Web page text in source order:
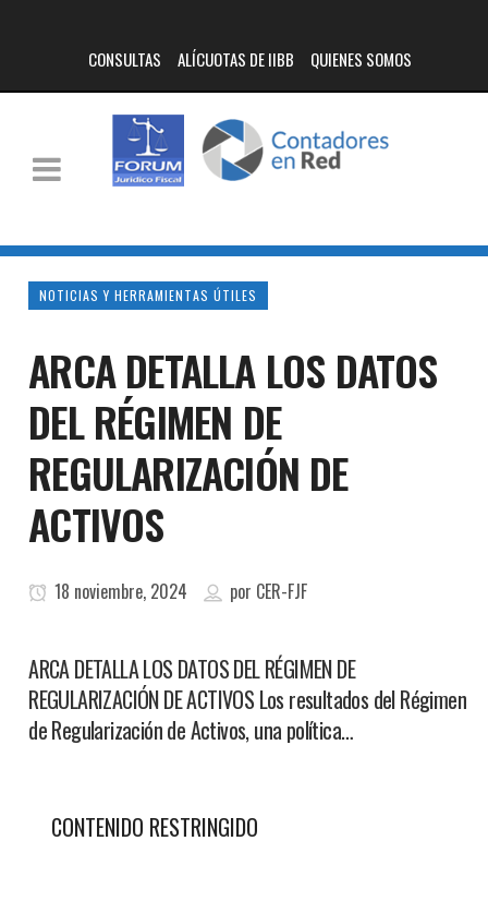
CONSULTAS ALÍCUOTAS DE IIBB QUIENES SOMOS
NOTICIAS Y HERRAMIENTAS ÚTILES
ARCA DETALLA LOS DATOS
DEL RÉGIMEN DE
REGULARIZACIÓN DE
ACTIVOS
18 noviembre, 2024 por CER-FJF
ARCA DETALLA LOS DATOS DEL RÉGIMEN DE
REGULARIZACIÓN DE ACTIVOS Los resultados del Régimen
de Regularización de Activos, una política…
CONTENIDO RESTRINGIDO